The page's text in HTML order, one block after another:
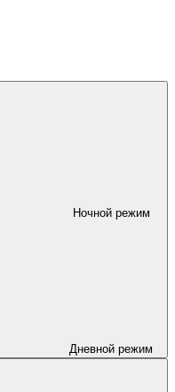
Ночной режим
Дневной режим